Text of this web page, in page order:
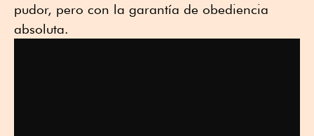
pudor, pero con la garantía de obediencia
absoluta.